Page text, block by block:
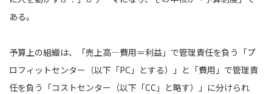
ある。
予算上の組織は、「売上高―費用＝利益」で管理責任を負う「プ
ロフィットセンター（以下「PC」とする）」と「費用」で管理責
任を負う「コストセンター（以下「CC」と略す）」に分けられ